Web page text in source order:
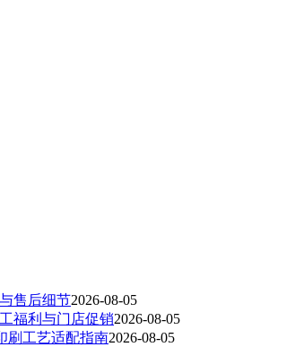
售后细节2026-08-05
福利与门店促销2026-08-05
刷工艺适配指南2026-08-05